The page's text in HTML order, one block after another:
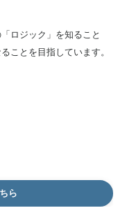
ロジック」を知ること
ことを目指しています。
ら